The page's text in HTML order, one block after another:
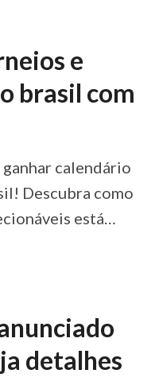
brasil com
calendário
Descubra como
está
detalhes